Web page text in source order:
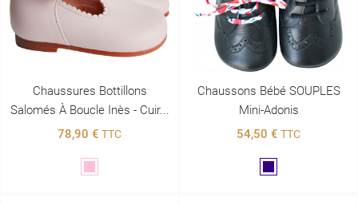
Chaussures Bottillons
Salomés À Boucle Inès - Cuir...
78,90 € TTC
Chaussons Bébé SOUPLES
Mini-Adonis
54,50 € TTC